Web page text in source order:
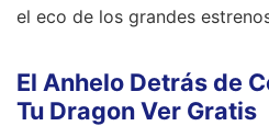
el eco de los grandes
El Anhelo Detrás de
Tu Dragon Ver Gratis